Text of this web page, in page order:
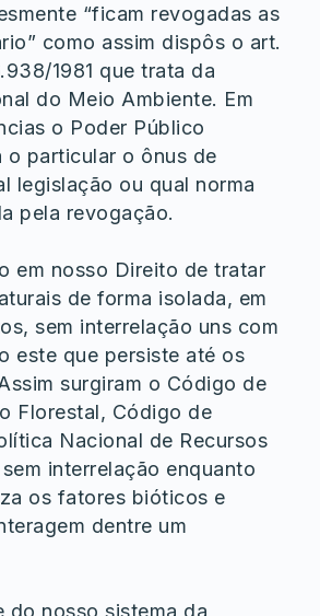
“ficam revogadas as
como assim dispôs o art.
1981 que trata da
do Meio Ambiente. Em
o Poder Público
o particular o ônus de
legislação ou qual norma
pela revogação.
em nosso Direito de tratar
de forma isolada, em
sem interrelação uns com
este que persiste até os
surgiram o Código de
Florestal, Código de
Nacional de Recursos
interrelação enquanto
os fatores bióticos e
dentre um
do nosso sistema da